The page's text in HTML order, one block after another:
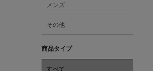
メンズ
その他
商品タイプ
すべて